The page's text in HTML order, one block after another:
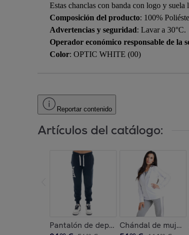
Estas chanclas con banda con logo y
Composición del producto: 100%
Advertencias y seguridad: Lavar a 30°C.
Operador económico responsable de la
Color: OPTIC WHITE (00)
Reportar contenido
Artículos del catálogo:
Pantalón de deporte de invierno
Chándal de mujer